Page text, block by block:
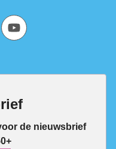
de nieuwsbrief